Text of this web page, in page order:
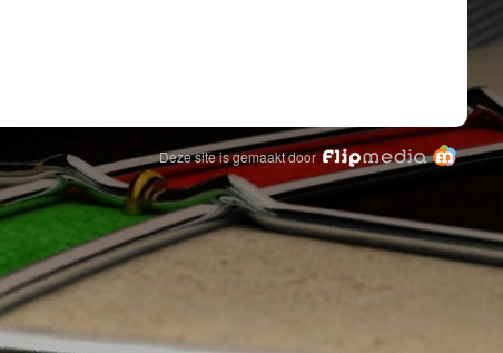
Deze site is gemaakt door